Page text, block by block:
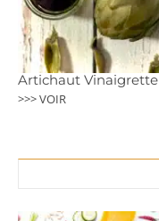
Artichaut Vinaigrette
>>> VOIR